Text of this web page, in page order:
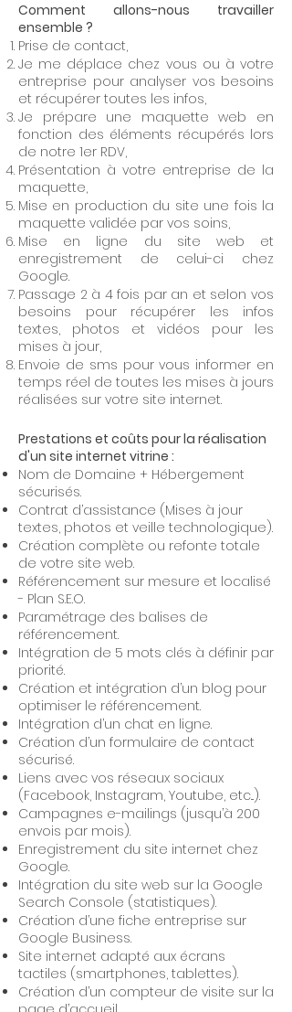
Comment allons-nous travailler
ensemble ?
Prise de contact,
Je me déplace chez vous ou à votre
entreprise pour analyser vos besoins
et récupérer toutes les infos,
Je prépare une maquette web en
fonction des éléments récupérés lors
de notre 1er RDV,
Présentation à votre entreprise de la
maquette,
Mise en production du site une fois la
maquette validée par vos soins,
Mise en ligne du site web et
enregistrement de celui-ci chez
Google.
Passage 2 à 4 fois par an et selon vos
besoins pour récupérer les infos
textes, photos et vidéos pour les
mises à jour,
Envoie de sms pour vous informer en
temps réel de toutes les mises à jours
réalisées sur votre site internet.
Prestations et coûts pour la réalisation
d'un site internet vitrine :
Nom de Domaine + Hébergement
sécurisés.
Contrat d’assistance (Mises à jour
textes, photos et veille technologique).
Création complète ou refonte totale
de votre site web.
Référencement sur mesure et localisé
- Plan S.E.O.
Paramétrage des balises de
référencement.
Intégration de 5 mots clés à définir par
priorité.
Création et intégration d’un blog pour
optimiser le référencement.
Intégration d’un chat en ligne.
Création d’un formulaire de contact
sécurisé.
Liens avec vos réseaux sociaux
(Facebook, Instagram, Youtube, etc...).
Campagnes e-mailings (jusqu’à 200
envois par mois).
Enregistrement du site internet chez
Google.
Intégration du site web sur la Google
Search Console (statistiques).
Création d’une fiche entreprise sur
Google Business.
Site internet adapté aux écrans
tactiles (smartphones, tablettes).
Création d’un compteur de visite sur la